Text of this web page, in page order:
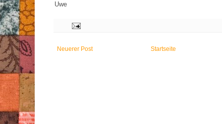
Uwe
Neuerer Post Startseite